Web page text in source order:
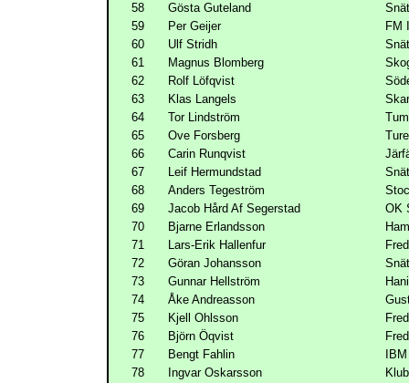
58
Gösta Guteland
59
Per Geijer
FM
60
Ulf Stridh
61
Magnus Blomberg
62
Rolf Löfqvist
63
Klas Langels
64
Tor Lindström
65
Ove Forsberg
66
Carin Runqvist
67
Leif Hermundstad
68
Anders Tegeström
69
Jacob Hård Af Segerstad
OK
70
Bjarne Erlandsson
71
Lars-Erik Hallenfur
72
Göran Johansson
73
Gunnar Hellström
74
Åke Andreasson
75
Kjell Ohlsson
76
Björn Öqvist
77
Bengt Fahlin
78
Ingvar Oskarsson